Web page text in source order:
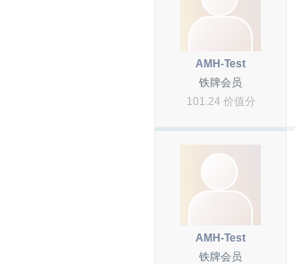
AMH-Test
铁牌会员
101.24 价值分
AMH-Test
铁牌会员